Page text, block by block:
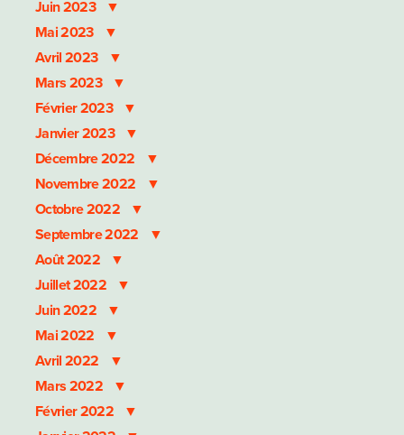
Juin 2023
Mai 2023
Avril 2023
Mars 2023
Février 2023
Janvier 2023
Décembre 2022
Novembre 2022
Octobre 2022
Septembre 2022
Août 2022
Juillet 2022
Juin 2022
Mai 2022
Avril 2022
Mars 2022
Février 2022